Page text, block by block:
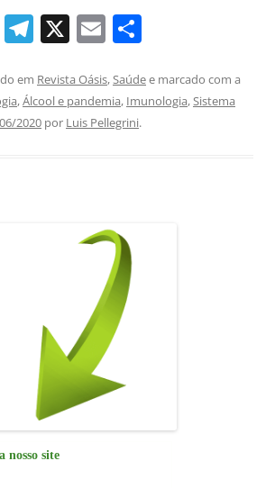
Li T
e
gr
X E
ai
l
ar
e
em Revista Oásis,Saúdee marcado com a
,Álcool e pandemia, Imunologia,Sistema
2020 por Luis Pellegrini.
nosso site